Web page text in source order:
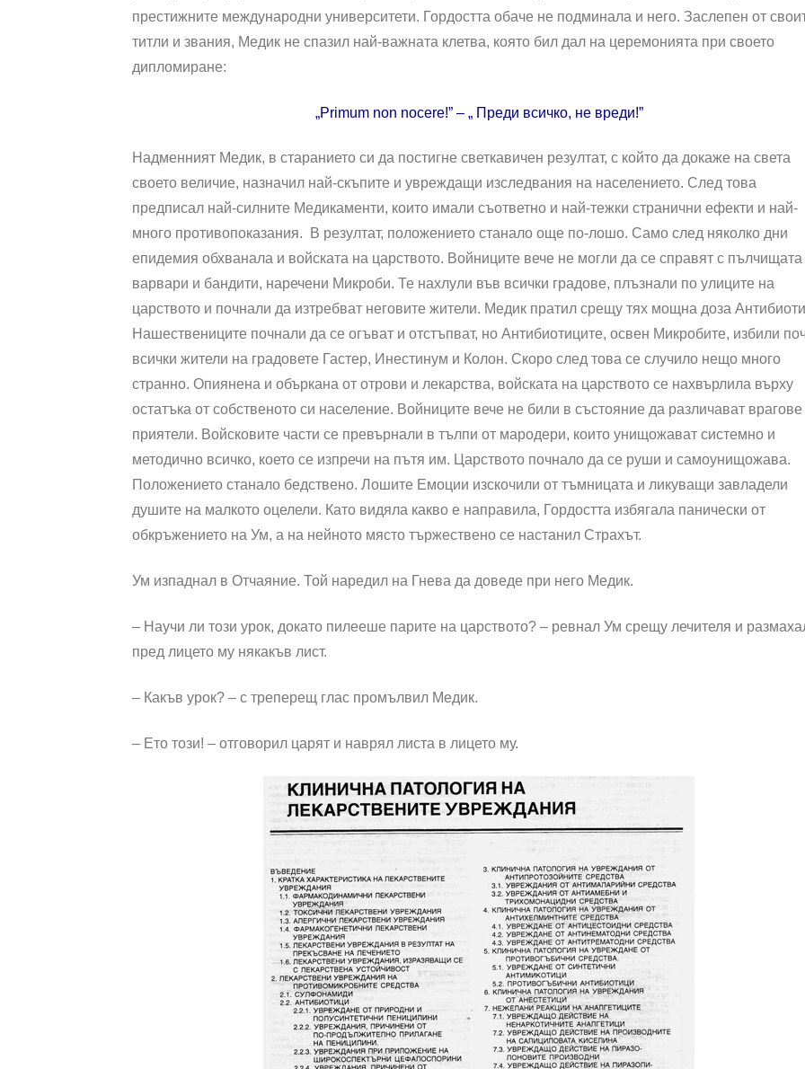
престижните международни университети. Гордостта обаче не подминала и него. Заслепен от
титли и звания, Медик не спазил най-важната клетва, която бил дал на церемонията при своето
дипломиране:
„Primum non nocere!” – „ Преди всичко, не вреди!”
Надменният Медик, в старанието си да постигне светкавичен резултат, с който да докаже на света
своето величие, назначил най-скъпите и увреждащи изследвания на населението. След това
предписал най-силните Медикаменти, които имали съответно и най-тежки странични ефекти и най-
много противопоказания. В резултат, положението станало още по-лошо. Само след няколко дни
епидемия обхванала и войската на царството. Войниците вече не могли да се справят с пълчищата
варвари и бандити, наречени Микроби. Те нахлули във всички градове, плъзнали по улиците на
царството и почнали да изтребват неговите жители. Медик пратил срещу тях мощна доза
Нашествениците почнали да се огъват и отстъпват, но Антибиотиците, освен Микробите, избили
всички жители на градовете Гастер, Инестинум и Колон. Скоро след това се случило нещо много
странно. Опиянена и объркана от отрови и лекарства, войската на царството се нахвърлила върху
остатъка от собственото си население. Войниците вече не били в състояние да различават врагове
приятели. Войсковите части се превърнали в тълпи от мародери, които унищожават системно и
методично всичко, което се изпречи на пътя им. Царството почнало да се руши и самоунищожава.
Положението станало бедствено. Лошите Емоции изскочили от тъмницата и ликуващи завладели
душите на малкото оцелели. Като видяла какво е направила, Гордостта избягала панически от
обкръжението на Ум, а на нейното място тържествено се настанил Страхът.
Ум изпаднал в Отчаяние. Той наредил на Гнева да доведе при него Медик.
– Научи ли този урок, докато пилееше парите на царството? – ревнал Ум срещу лечителя и
пред лицето му някакъв лист.
– Какъв урок? – с треперещ глас промълвил Медик.
– Ето този! – отговорил царят и наврял листа в лицето му.